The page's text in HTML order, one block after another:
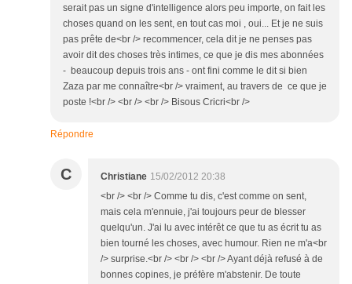
serait pas un signe d'intelligence alors peu importe, on fait les
choses quand on les sent, en tout cas moi , oui... Et je ne suis
pas prête de<br /> recommencer, cela dit je ne penses pas
avoir dit des choses très intimes, ce que je dis mes abonnées
- beaucoup depuis trois ans - ont fini comme le dit si bien
Zaza par me connaître<br /> vraiment, au travers de ce que je
poste !<br /> <br /> <br /> Bisous Cricri<br />
Répondre
C Christiane 15/02/2012 20:38
<br /> <br /> Comme tu dis, c'est comme on sent,
mais cela m'ennuie, j'ai toujours peur de blesser
quelqu'un. J'ai lu avec intérêt ce que tu as écrit tu as
bien tourné les choses, avec humour. Rien ne m'a<br
/> surprise.<br /> <br /> <br /> Ayant déjà refusé à de
bonnes copines, je préfère m'abstenir. De toute